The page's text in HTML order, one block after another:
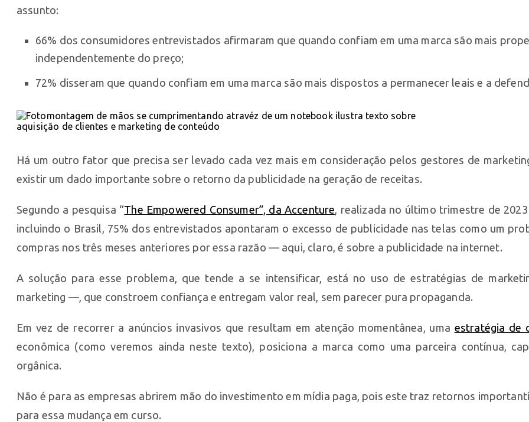
assunto:
66% dos consumidores entrevistados afirmaram que quando confiam em uma marca são mais
independentemente do preço;
72% disseram que quando confiam em uma marca são mais dispostos a permanecer leais e a
Há um outro fator que precisa ser levado cada vez mais em consideração pelos gestores de
existir um dado importante sobre o retorno da publicidade na geração de receitas.
Segundo a pesquisa “The Empowered Consumer”, da Accenture, realizada no último trimestre de
incluindo o Brasil, 75% dos entrevistados apontaram o excesso de publicidade nas telas como um
compras nos três meses anteriores por essa razão — aqui, claro, é sobre a publicidade na internet.
A solução para esse problema, que tende a se intensificar, está no uso de estratégias de
marketing —, que constroem confiança e entregam valor real, sem parecer pura propaganda.
Em vez de recorrer a anúncios invasivos que resultam em atenção momentânea, uma estratégia de
econômica (como veremos ainda neste texto), posiciona a marca como uma parceira contínua,
orgânica.
Não é para as empresas abrirem mão do investimento em mídia paga, pois este traz retornos
para essa mudança em curso.